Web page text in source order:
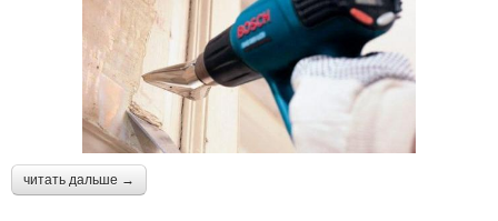
читать дальше →